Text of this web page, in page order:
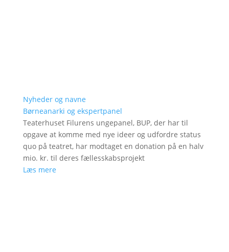
Nyheder og navne
Børneanarki og ekspertpanel
Teaterhuset Filurens ungepanel, BUP, der har til
opgave at komme med nye ideer og udfordre status
quo på teatret, har modtaget en donation på en halv
mio. kr. til deres fællesskabsprojekt
Læs mere